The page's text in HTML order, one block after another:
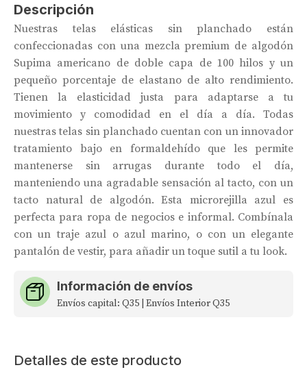
Descripción
Nuestras telas elásticas sin planchado están
confeccionadas con una mezcla premium de algodón
Supima americano de doble capa de 100 hilos y un
pequeño porcentaje de elastano de alto rendimiento.
Tienen la elasticidad justa para adaptarse a tu
movimiento y comodidad en el día a día. Todas
nuestras telas sin planchado cuentan con un innovador
tratamiento bajo en formaldehído que les permite
mantenerse sin arrugas durante todo el día,
manteniendo una agradable sensación al tacto, con un
tacto natural de algodón. Esta microrejilla azul es
perfecta para ropa de negocios e informal. Combínala
con un traje azul o azul marino, o con un elegante
pantalón de vestir, para añadir un toque sutil a tu look.
Información de envíos
Envíos capital: Q35 | Envíos Interior Q35
Detalles de este producto